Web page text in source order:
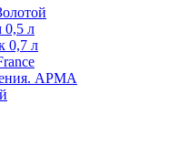
0,5 л
0,7 л
АРМА